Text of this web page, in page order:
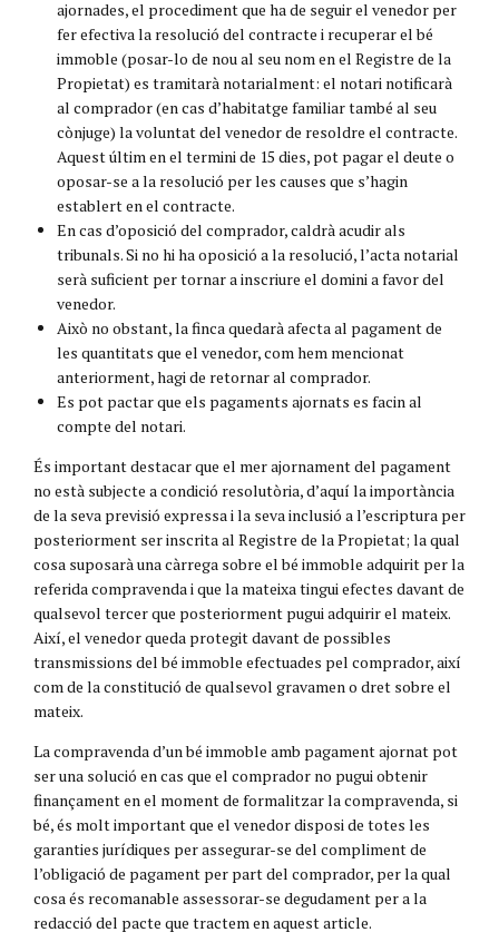
ajornades, el procediment que ha de seguir el venedor per
fer efectiva la resolució del contracte i recuperar el bé
immoble (posar-lo de nou al seu nom en el Registre de la
Propietat) es tramitarà notarialment: el notari notificarà
al comprador (en cas d’habitatge familiar també al seu
cònjuge) la voluntat del venedor de resoldre el contracte.
Aquest últim en el termini de 15 dies, pot pagar el deute o
oposar-se a la resolució per les causes que s’hagin
establert en el contracte.
En cas d’oposició del comprador, caldrà acudir als
tribunals. Si no hi ha oposició a la resolució, l’acta notarial
serà suficient per tornar a inscriure el domini a favor del
venedor.
Això no obstant, la finca quedarà afecta al pagament de
les quantitats que el venedor, com hem mencionat
anteriorment, hagi de retornar al comprador.
Es pot pactar que els pagaments ajornats es facin al
compte del notari.
És important destacar que el mer ajornament del pagament
no està subjecte a condició resolutòria, d’aquí la importància
de la seva previsió expressa i la seva inclusió a l’escriptura per
posteriorment ser inscrita al Registre de la Propietat; la qual
cosa suposarà una càrrega sobre el bé immoble adquirit per la
referida compravenda i que la mateixa tingui efectes davant de
qualsevol tercer que posteriorment pugui adquirir el mateix.
Així, el venedor queda protegit davant de possibles
transmissions del bé immoble efectuades pel comprador, així
com de la constitució de qualsevol gravamen o dret sobre el
mateix.
La compravenda d’un bé immoble amb pagament ajornat pot
ser una solució en cas que el comprador no pugui obtenir
finançament en el moment de formalitzar la compravenda, si
bé, és molt important que el venedor disposi de totes les
garanties jurídiques per assegurar-se del compliment de
l’obligació de pagament per part del comprador, per la qual
cosa és recomanable assessorar-se degudament per a la
redacció del pacte que tractem en aquest article.